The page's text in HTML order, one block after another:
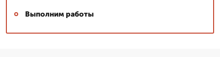
Выполним работы